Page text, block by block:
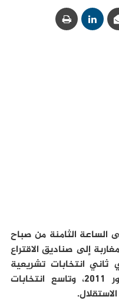
الساعة الثامنة من صباح
إلى صناديق الاقتراع
انتخابات تشريعية
يشهدها المغرب في إطار دستور 2011، وتاسع انتخابات